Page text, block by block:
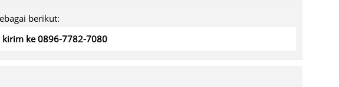
berikut:
kirim ke 0896-7782-7080